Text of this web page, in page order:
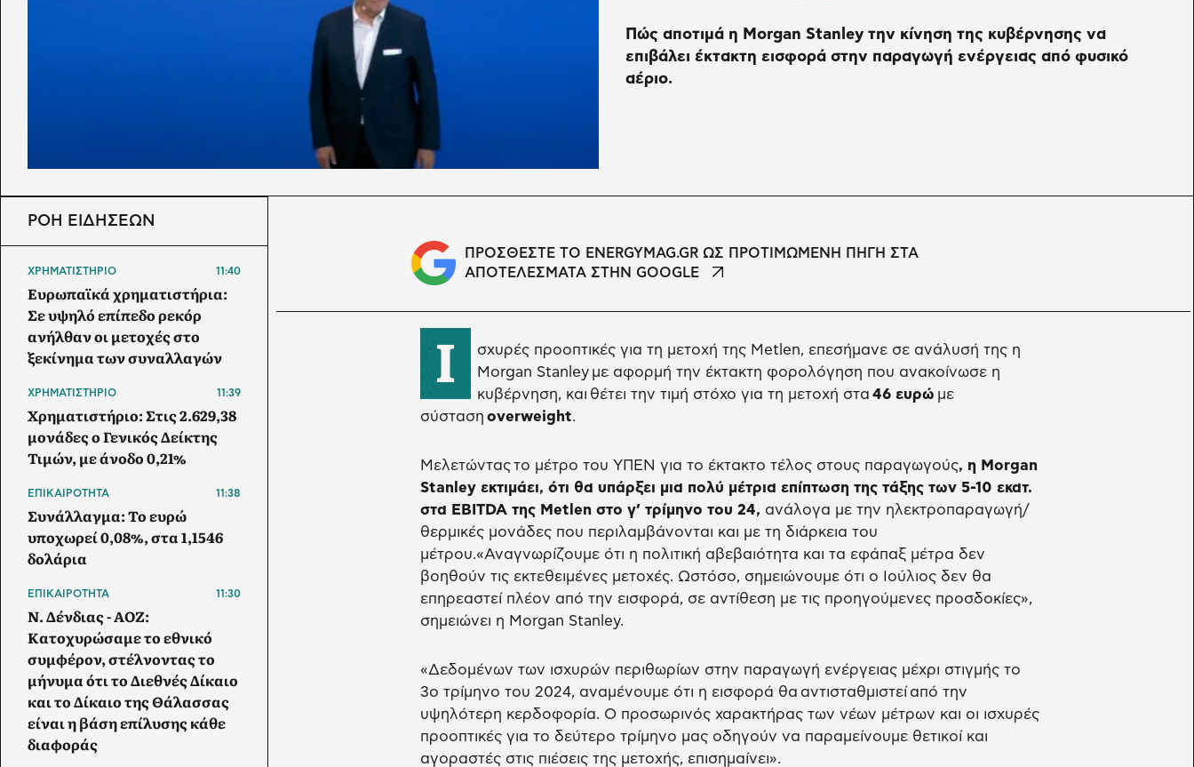
Πώς αποτιμά η Morgan Stanley την κίνηση της κυβέρνησης να
επιβάλει έκτακτη εισφορά στην παραγωγή ενέργειας από φυσικό
αέριο.
ΠΡΟΣΘΕΣΤΕ ΤΟ ENERGYMAG.GR ΩΣ ΠΡΟΤΙΜΩΜΕΝΗ ΠΗΓΗ ΣΤΑ
ΑΠΟΤΕΛΕΣΜΑΤΑ ΣΤΗΝ GOOGLE
Ι
σχυρές προοπτικές για τη μετοχή της Metlen, επεσήμανε σε ανάλυσή της η
Morgan Stanley με αφορμή την έκτακτη φορολόγηση που ανακοίνωσε η
κυβέρνηση, και θέτει την τιμή στόχο για τη μετοχή στα 46 ευρώ με
σύσταση overweight.
Μελετώντας το μέτρο του ΥΠΕΝ για το έκτακτο τέλος στους παραγωγούς, η Morgan
Stanley εκτιμάει, ότι θα υπάρξει μια πολύ μέτρια επίπτωση της τάξης των 5-10 εκατ.
στα EBITDA της Metlen στο γ’ τρίμηνο του 24, ανάλογα με την ηλεκτροπαραγωγή/
θερμικές μονάδες που περιλαμβάνονται και με τη διάρκεια του
μέτρου.«Αναγνωρίζουμε ότι η πολιτική αβεβαιότητα και τα εφάπαξ μέτρα δεν
βοηθούν τις εκτεθειμένες μετοχές. Ωστόσο, σημειώνουμε ότι ο Ιούλιος δεν θα
επηρεαστεί πλέον από την εισφορά, σε αντίθεση με τις προηγούμενες προσδοκίες»,
σημειώνει η Mοrgan Stanley.
«Δεδομένων των ισχυρών περιθωρίων στην παραγωγή ενέργειας μέχρι στιγμής το
3ο τρίμηνο του 2024, αναμένουμε ότι η εισφορά θα αντισταθμιστεί από την
υψηλότερη κερδοφορία. Ο προσωρινός χαρακτήρας των νέων μέτρων και οι ισχυρές
προοπτικές για το δεύτερο τρίμηνο μας οδηγούν να παραμείνουμε θετικοί και
αγοραστές στις πιέσεις της μετοχής, επισημαίνει».
ΡΟΗ ΕΙΔΗΣΕΩΝ
ΧΡΗΜΑΤΙΣΤΗΡΙΟ 11:40
Ευρωπαϊκά χρηματιστήρια:
Σε υψηλό επίπεδο ρεκόρ
ανήλθαν οι μετοχές στο
ξεκίνημα των συναλλαγών
ΧΡΗΜΑΤΙΣΤΗΡΙΟ 11:39
Χρηματιστήριο: Στις 2.629,38
μονάδες ο Γενικός Δείκτης
Τιμών, με άνοδο 0,21%
ΕΠΙΚΑΙΡΟΤΗΤΑ 11:38
Συνάλλαγμα: Το ευρώ
υποχωρεί 0,08%, στα 1,1546
δολάρια
ΕΠΙΚΑΙΡΟΤΗΤΑ 11:30
Ν. Δένδιας - ΑΟΖ:
Κατοχυρώσαμε το εθνικό
συμφέρον, στέλνοντας το
μήνυμα ότι το Διεθνές Δίκαιο
και το Δίκαιο της Θάλασσας
είναι η βάση επίλυσης κάθε
διαφοράς